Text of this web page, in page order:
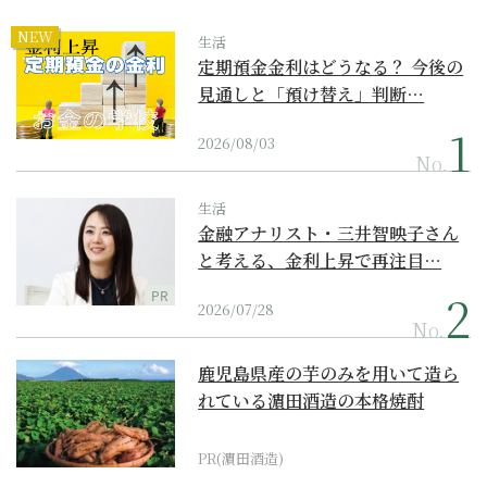
NEW 生活
定期預金金利はどうなる？ 今後の
見通しと「預け替え」判断…
2026/08/03
No.
PR
生活
金融アナリスト・三井智映子さん
と考える、金利上昇で再注目…
2026/07/28
No.
鹿児島県産の芋のみを用いて造ら
れている濵田酒造の本格焼酎
PR(濵田酒造)